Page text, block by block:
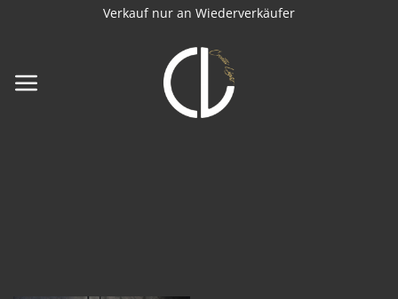
Verkauf nur an Wiederverkäufer